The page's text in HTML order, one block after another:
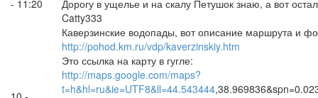
- 11:20
Дорогу в ущелье и на скалу Петушок знаю, а вот
Catty333
Каверзинские водопады, вот описание маршрута и
http://pohod.km.ru/vdp/kaverzinskiy.htm
Это ссылка на карту в гугле:
http://maps.google.com/maps?
t=h&hl=ru&ie=UTF8&ll=44.543444